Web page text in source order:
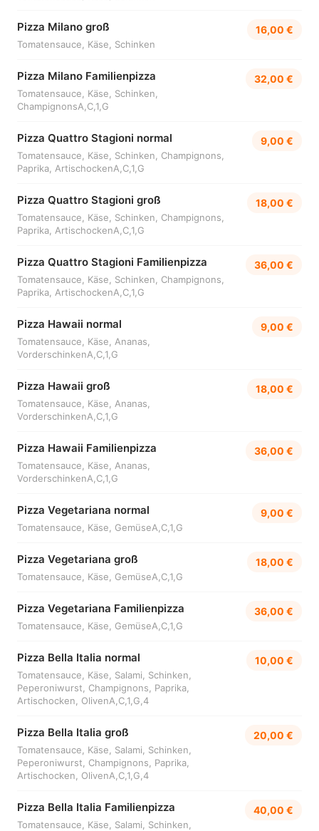
Pizza Milano groß
Tomatensauce, Käse, Schinken
16,00 €
Pizza Milano Familienpizza
Tomatensauce, Käse, Schinken,
ChampignonsA,C,1,G
32,00 €
Pizza Quattro Stagioni normal
Tomatensauce, Käse, Schinken, Champignons,
Paprika, ArtischockenA,C,1,G
9,00 €
Pizza Quattro Stagioni groß
Tomatensauce, Käse, Schinken, Champignons,
Paprika, ArtischockenA,C,1,G
18,00 €
Pizza Quattro Stagioni Familienpizza
Tomatensauce, Käse, Schinken, Champignons,
Paprika, ArtischockenA,C,1,G
36,00 €
Pizza Hawaii normal
Tomatensauce, Käse, Ananas,
VorderschinkenA,C,1,G
9,00 €
Pizza Hawaii groß
Tomatensauce, Käse, Ananas,
VorderschinkenA,C,1,G
18,00 €
Pizza Hawaii Familienpizza
Tomatensauce, Käse, Ananas,
VorderschinkenA,C,1,G
36,00 €
Pizza Vegetariana normal
Tomatensauce, Käse, GemüseA,C,1,G
9,00 €
Pizza Vegetariana groß
Tomatensauce, Käse, GemüseA,C,1,G
18,00 €
Pizza Vegetariana Familienpizza
Tomatensauce, Käse, GemüseA,C,1,G
36,00 €
Pizza Bella Italia normal
Tomatensauce, Käse, Salami, Schinken,
Peperoniwurst, Champignons, Paprika,
Artischocken, OlivenA,C,1,G,4
10,00 €
Pizza Bella Italia groß
Tomatensauce, Käse, Salami, Schinken,
Peperoniwurst, Champignons, Paprika,
Artischocken, OlivenA,C,1,G,4
20,00 €
Pizza Bella Italia Familienpizza
Tomatensauce, Käse, Salami, Schinken,
40,00 €